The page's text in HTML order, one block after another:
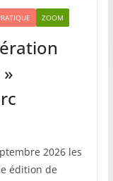
ZOOM
2026 les
édition de